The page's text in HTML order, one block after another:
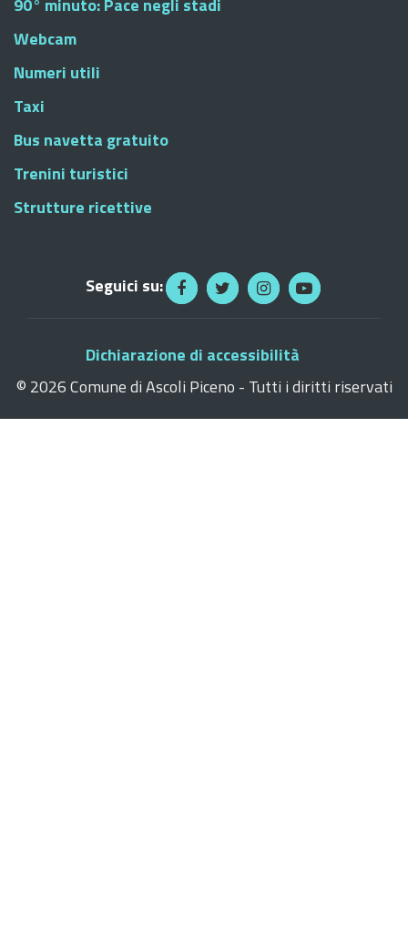
Webcam
Numeri utili
Taxi
Bus navetta gratuito
Trenini turistici
Strutture ricettive
Seguici su:
Dichiarazione di accessibilità
© 2026 Comune di Ascoli Piceno - Tutti i diritti riservati